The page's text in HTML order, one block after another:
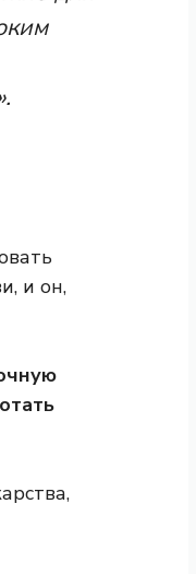
и он,